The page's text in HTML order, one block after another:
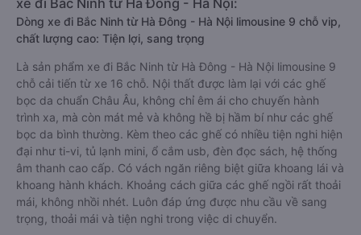
Tổng đài tư vấn, đặt vé và đổi trả vé miễn phí:
3. Giới thiệu, tư vấn các dòng xe chạy tuyến đường
xe đi Bắc Ninh từ Hà Đông - Hà Nội:
Dòng xe đi Bắc Ninh từ Hà Đông - Hà Nội limousine 9 chỗ vip,
chất lượng cao: Tiện lợi, sang trọng
Là sản phẩm xe đi Bắc Ninh từ Hà Đông - Hà Nội limousine 9
chỗ cải tiến từ xe 16 chỗ. Nội thất được làm lại với các ghế
bọc da chuẩn Châu Âu, không chỉ êm ái cho chuyến hành
trình xa, mà còn mát mẻ và không hề bị hầm bí như các ghế
bọc da bình thường. Kèm theo các ghế có nhiều tiện nghi hiện
đại như ti-vi, tủ lạnh mini, ổ cắm usb, đèn đọc sách, hệ thống
âm thanh cao cấp. Có vách ngăn riêng biệt giữa khoang lái và